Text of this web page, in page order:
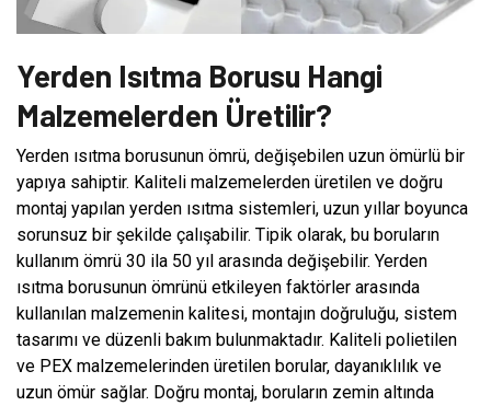
Yerden Isıtma Borusu Hangi
Malzemelerden Üretilir?
Yerden ısıtma borusunun ömrü, değişebilen uzun ömürlü bir
yapıya sahiptir. Kaliteli malzemelerden üretilen ve doğru
montaj yapılan yerden ısıtma sistemleri, uzun yıllar boyunca
sorunsuz bir şekilde çalışabilir. Tipik olarak, bu boruların
kullanım ömrü 30 ila 50 yıl arasında değişebilir. Yerden
ısıtma borusunun ömrünü etkileyen faktörler arasında
kullanılan malzemenin kalitesi, montajın doğruluğu, sistem
tasarımı ve düzenli bakım bulunmaktadır. Kaliteli polietilen
ve PEX malzemelerinden üretilen borular, dayanıklılık ve
uzun ömür sağlar. Doğru montaj, boruların zemin altında